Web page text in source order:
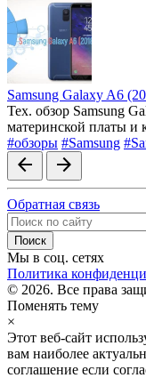
Samsung Galaxy A6
Тех. обзор Samsung
материнской платы и
#обзоры #Samsung
arrow_back arrow_forward
Обратная связь
Мы в соц. сетях
Политика
© 2026. Все права
Поменять тему
×
Этот веб-сайт
вам наиболее
соглашение если